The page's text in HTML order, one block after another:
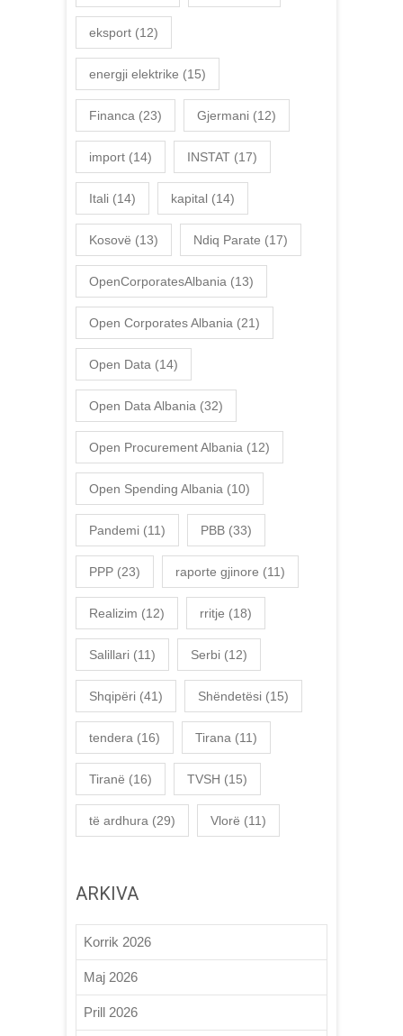
eksport (12)
energji elektrike (15)
Financa (23) Gjermani (12)
import (14) INSTAT (17)
Itali (14) kapital (14)
Kosovë (13) Ndiq Parate (17)
OpenCorporatesAlbania (13)
Open Corporates Albania (21)
Open Data (14)
Open Data Albania (32)
Open Procurement Albania (12)
Open Spending Albania (10)
Pandemi (11) PBB (33)
PPP (23) raporte gjinore (11)
Realizim (12) rritje (18)
Salillari (11) Serbi (12)
Shqipëri (41) Shëndetësi (15)
tendera (16) Tirana (11)
Tiranë (16) TVSH (15)
të ardhura (29) Vlorë (11)
ARKIVA
Korrik 2026
Maj 2026
Prill 2026